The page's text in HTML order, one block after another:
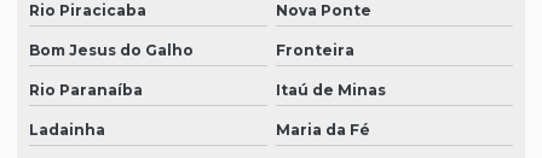
Rio Piracicaba Nova Ponte
Bom Jesus do Galho Fronteira
Rio Paranaíba Itaú de Minas
Ladainha Maria da Fé